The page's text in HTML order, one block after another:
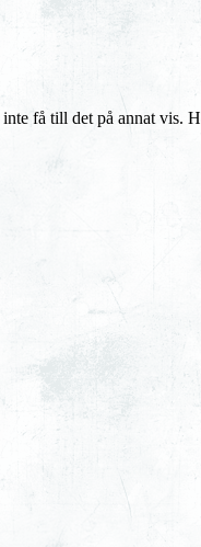
få till det på annat vis.